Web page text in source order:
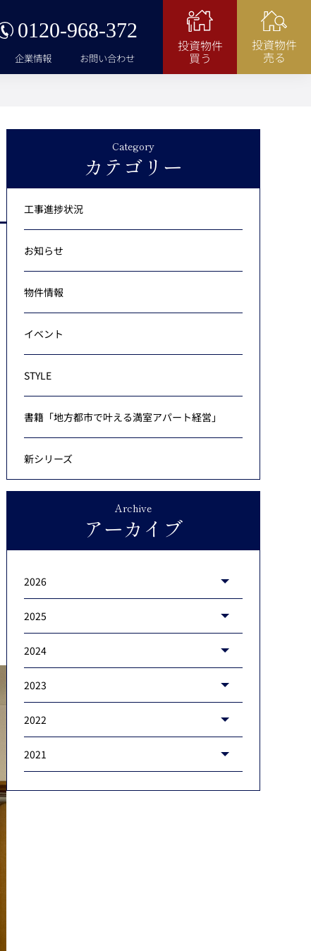
0120-968-372
企業情報 お問い合わせ
投資物件
買う
投資物件
売る
Category
カテゴリー
工事進捗状況
お知らせ
物件情報
イベント
STYLE
書籍「地方都市で叶える満室アパート経営」
新シリーズ
Archive
アーカイブ
2026
2025
2024
2023
2022
2021